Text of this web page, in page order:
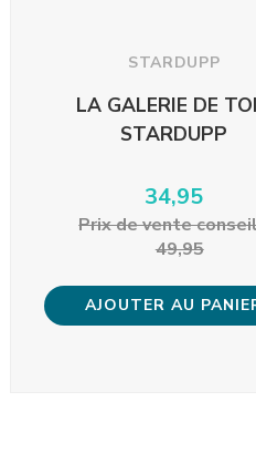
STARDUPP
LA GALERIE DE
STARDUPP
34,95
Prix ​​de vente
49,95
AJOUTER AU